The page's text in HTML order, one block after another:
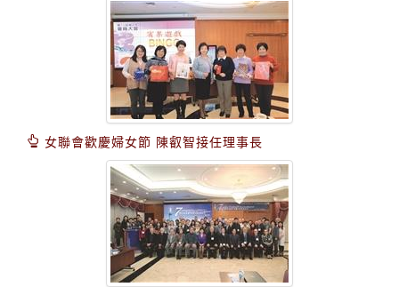
女聯會歡慶婦女節 陳叡智接任理事長